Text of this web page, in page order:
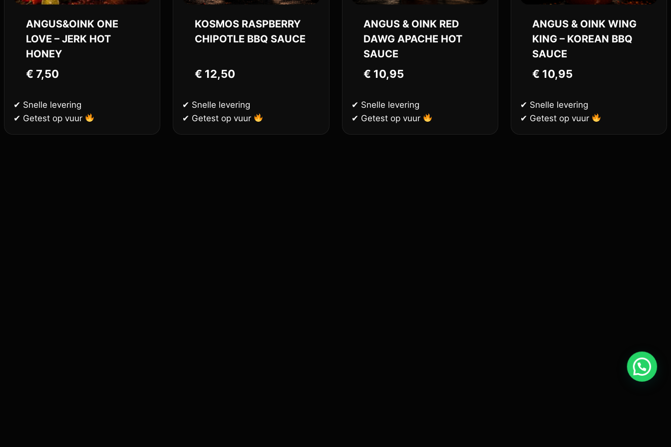
ANGUS&OINK ONE
LOVE – JERK HOT
HONEY
€ 7,50
✔ Snelle levering
✔ Getest op vuur
KOSMOS RASPBERRY
CHIPOTLE BBQ SAUCE
€ 12,50
✔ Snelle levering
✔ Getest op vuur
ANGUS & OINK RED
DAWG APACHE HOT
SAUCE
€ 10,95
✔ Snelle levering
✔ Getest op vuur
ANGUS & OINK WING
KING – KOREAN BBQ
SAUCE
€ 10,95
✔ Snelle levering
✔ Getest op vuur